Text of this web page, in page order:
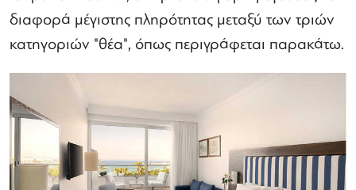
διαφορά μέγιστης πληρότητας μεταξύ των τριών
κατηγοριών "θέα", όπως περιγράφεται παρακάτω.